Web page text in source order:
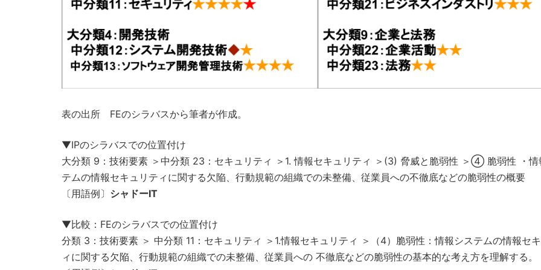
表の出所 FEのシラバスから筆者が作成。
▼IPのシラバスでの位置付け
大分類 9：技術要素 ＞中分類 23：セキュリティ ＞1. 情報セキュリティ ＞(3) 脅威と脆弱性 ＞④ 脆弱性 ・情
テムの情報セキュリティに関する欠陥、行動規範の組織での未整備、従業員への不徹底などの脆弱性の概要
〔用語例〕 シャドーIT
▼比較：FEのシラバスでの位置付け
分類 3：技術要素 ＞ 中分類 11：セキュリティ ＞1.情報セキュリティ ＞（4）脆弱性：情報システムの情報セ
ィに関する欠陥、行動規範の組織での未整備、従業員への 不徹底などの脆弱性の基本的な考え方を理解する。